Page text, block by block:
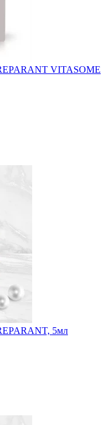
VITASOME
5мл